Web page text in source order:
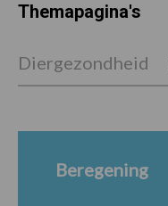
Themapagina's
Diergezondheid
Beregening